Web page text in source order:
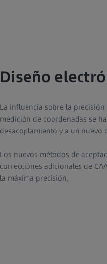
Diseño
La influencia sobre la
medición de coordenadas se
desacoplamiento y a un nuevo
Los nuevos métodos de
correcciones adicionales de
la máxima precisión.